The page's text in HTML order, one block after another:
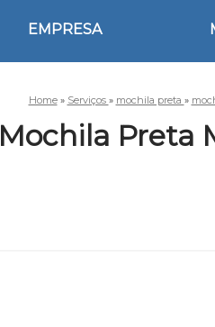
EMPRESA
Home » Serviços » mochila preta »
Mochila Preta